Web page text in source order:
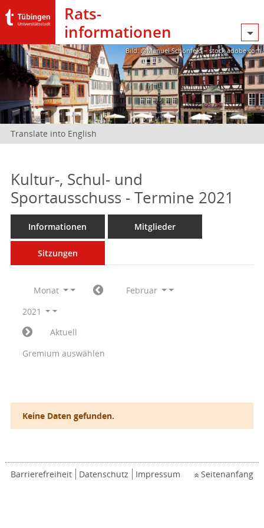
Rats­
informationen
Bild: @Manuel Schönfeld – stock.adobe.com
Translate into English
Kultur-, Schul- und
Sportausschuss - Termine 2021
Informationen Mitglieder
Sitzungen
Monat
Februar
2021
Aktuell
Gremium auswählen
Keine Daten gefunden.
Barrierefreiheit Datenschutz Impressum Seitenanfang